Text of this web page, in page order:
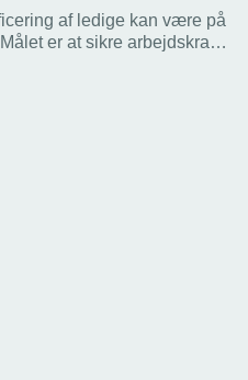
af ledige kan være på
er at sikre arbejdskraft